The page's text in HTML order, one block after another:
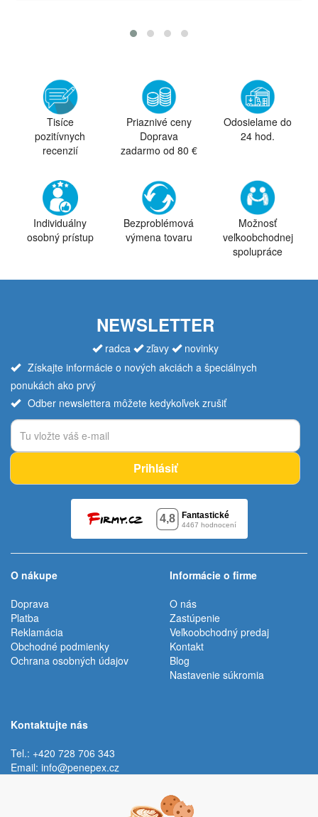
Tisíce
pozitívnych
recenzií
Priaznivé ceny
Doprava
zadarmo od 80 €
Odosielame do
24 hod.
Individuálny
osobný prístup
Bezproblémová
výmena tovaru
Možnosť
veľkoobchodnej
spolupráce
NEWSLETTER
radca zľavy
novinky
Získajte informácie o nových akciách a špeciálnych
ponukách ako prvý
Odber newslettera môžete kedykoľvek zrušiť
Prihlásiť
O nákupe
Doprava
Platba
Reklamácia
Obchodné podmienky
Ochrana osobných údajov
Informácie o firme
O nás
Zastúpenie
Veľkoobchodný predaj
Kontakt
Blog
Nastavenie súkromia
Kontaktujte nás
Tel.: +420 728 706 343
Email: info@penepex.cz
Trávník 2076, 686 03 Staré Město